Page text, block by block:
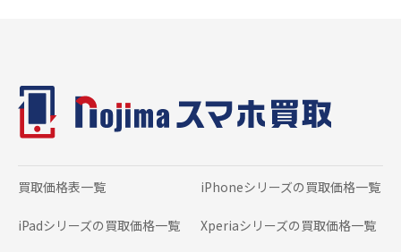
買取価格表一覧 iPhoneシリーズの 買取価格一覧
iPadシリーズの 買取価格一覧 Xperiaシリーズの 買取価格一覧